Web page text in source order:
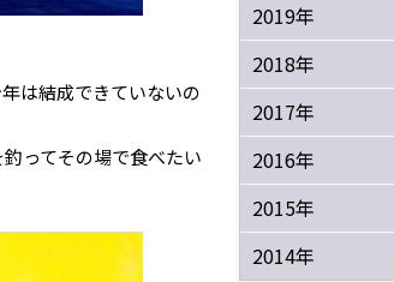
は結成できていないの
ってその場で食べたい
2019年
2018年
2017年
2016年
2015年
2014年